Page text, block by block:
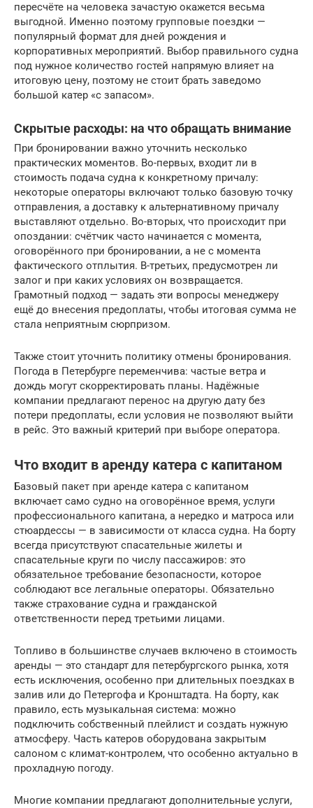
пересчёте на человека зачастую окажется весьма
выгодной. Именно поэтому групповые поездки —
популярный формат для дней рождения и
корпоративных мероприятий. Выбор правильного судна
под нужное количество гостей напрямую влияет на
итоговую цену, поэтому не стоит брать заведомо
большой катер «с запасом».
Скрытые расходы: на что обращать внимание
При бронировании важно уточнить несколько
практических моментов. Во-первых, входит ли в
стоимость подача судна к конкретному причалу:
некоторые операторы включают только базовую точку
отправления, а доставку к альтернативному причалу
выставляют отдельно. Во-вторых, что происходит при
опоздании: счётчик часто начинается с момента,
оговорённого при бронировании, а не с момента
фактического отплытия. В-третьих, предусмотрен ли
залог и при каких условиях он возвращается.
Грамотный подход — задать эти вопросы менеджеру
ещё до внесения предоплаты, чтобы итоговая сумма не
стала неприятным сюрпризом.
Также стоит уточнить политику отмены бронирования.
Погода в Петербурге переменчива: частые ветра и
дождь могут скорректировать планы. Надёжные
компании предлагают перенос на другую дату без
потери предоплаты, если условия не позволяют выйти
в рейс. Это важный критерий при выборе оператора.
Что входит в аренду катера с капитаном
Базовый пакет при аренде катера с капитаном
включает само судно на оговорённое время, услуги
профессионального капитана, а нередко и матроса или
стюардессы — в зависимости от класса судна. На борту
всегда присутствуют спасательные жилеты и
спасательные круги по числу пассажиров: это
обязательное требование безопасности, которое
соблюдают все легальные операторы. Обязательно
также страхование судна и гражданской
ответственности перед третьими лицами.
Топливо в большинстве случаев включено в стоимость
аренды — это стандарт для петербургского рынка, хотя
есть исключения, особенно при длительных поездках в
залив или до Петергофа и Кронштадта. На борту, как
правило, есть музыкальная система: можно
подключить собственный плейлист и создать нужную
атмосферу. Часть катеров оборудована закрытым
салоном с климат-контролем, что особенно актуально в
прохладную погоду.
Многие компании предлагают дополнительные услуги,